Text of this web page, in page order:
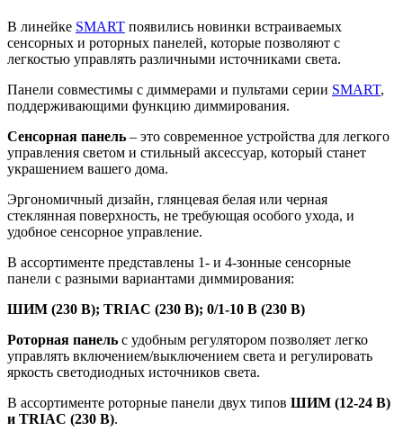
В линейке SMART появились новинки встраиваемых
сенсорных и роторных панелей, которые позволяют с
легкостью управлять различными источниками света.
Панели совместимы с диммерами и пультами серии SMART,
поддерживающими функцию диммирования.
Сенсорная панель – это современное устройства для легкого
управления светом и стильный аксессуар, который станет
украшением вашего дома.
Эргономичный дизайн, глянцевая белая или черная
стеклянная поверхность, не требующая особого ухода, и
удобное сенсорное управление.
В ассортименте представлены 1- и 4-зонные сенсорные
панели с разными вариантами диммирования:
ШИМ (230 В); TRIAC (230 В); 0/1-10 В (230 В)
Роторная панель с удобным регулятором позволяет легко
управлять включением/выключением света и регулировать
яркость светодиодных источников света.
В ассортименте роторные панели двух типов ШИМ (12-24 В)
и TRIAC (230 В).